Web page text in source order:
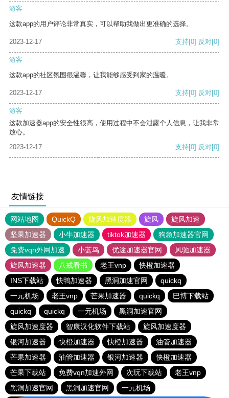
游客
这款app的用户评论非常真实，可以帮助我做出更准确的选择。
2023-12-17 支持[0] 反对[0]
游客
这款app的社区氛围很温馨，让我能够感受到家的温暖。
2023-12-17 支持[0] 反对[0]
游客
这款加速器app的安全性很高，使用过程中不会泄露个人信息，让我非常
放心。
2023-12-17
支持[0] 反对[0]
友情链接
网站地图 QuickQ 旋风加速度器 旋风
旋风加速
坚果加速器
小牛加速器 tiktok加速器
狗急加速器官网
免费vqn外网加速
小蓝鸟 优途加速器官网
风驰加速器
旋风加速器
八戒看书 老王vnp
快橙加速器
INS下载站
快鸭加速器 黑洞加速官网
quickq
一元机场
老王vnp 芒果加速器 quickq
巴博下载站
quickq
quickq 一元机场
黑洞加速官网
旋风加速度器
智康汉化软件下载站
旋风加速度器
银河加速器
快橙加速器 快橙加速器
油管加速器
芒果加速器
油管加速器 银河加速器
快橙加速器
芒果下载站
免费vqn加速外网 次玩下载站
老王vnp
黑洞加速官网
黑洞加速官网 一元机场